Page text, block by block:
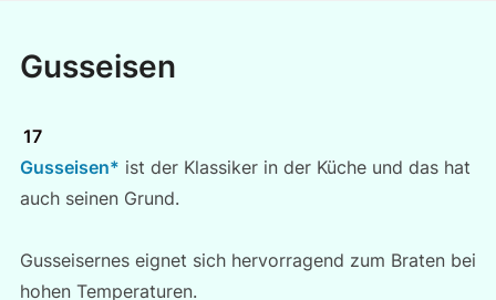
Gusseisen
17
Gusseisen* ist der Klassiker in der Küche und das hat
auch seinen Grund.
Gusseisernes eignet sich hervorragend zum Braten bei
hohen Temperaturen.